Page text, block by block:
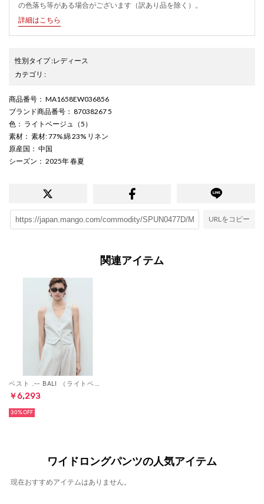
の色落ち等がある場合がございます（訳あり品を除く）。
詳細はこちら
性別タイプ:レディース
カテゴリ :
商品番号 ： MA1658EW036856
ブランド商品番号 ： 87038267 5
色 ： ライトベージュ（5）
素材 ： 素材: 77% 綿 23% リネン
原産国 ： 中国
シーズン ： 2025年 春夏
URLをコピー
関連アイテム
ベスト .-- BALI （ライトベージュ）
￥6,293
30%
ワイドロングパンツの人気アイテム
現在おすすめアイテムはありません。